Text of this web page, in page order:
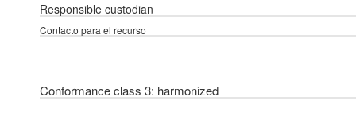
Responsible custodian
Contacto para el recurso
Conformance class 3: harmonized